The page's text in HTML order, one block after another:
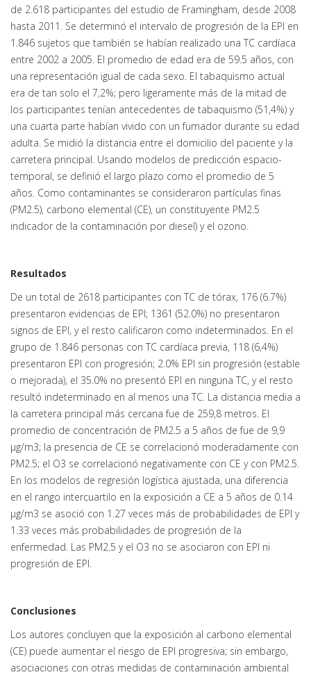
de 2.618 participantes del estudio de Framingham, desde 2008
hasta 2011. Se determinó el intervalo de progresión de la EPI en
1.846 sujetos que también se habían realizado una TC cardíaca
entre 2002 a 2005. El promedio de edad era de 59.5 años, con
una representación igual de cada sexo. El tabaquismo actual
era de tan solo el 7,2%; pero ligeramente más de la mitad de
los participantes tenían antecedentes de tabaquismo (51,4%) y
una cuarta parte habían vivido con un fumador durante su edad
adulta. Se midió la distancia entre el domicilio del paciente y la
carretera principal. Usando modelos de predicción espacio-
temporal, se definió el largo plazo como el promedio de 5
años. Como contaminantes se consideraron partículas finas
(PM2.5), carbono elemental (CE), un constituyente PM2.5
indicador de la contaminación por diesel) y el ozono.
Resultados
De un total de 2618 participantes con TC de tórax, 176 (6.7%)
presentaron evidencias de EPI; 1361 (52.0%) no presentaron
signos de EPI, y el resto calificaron como indeterminados. En el
grupo de 1.846 personas con TC cardíaca previa, 118 (6,4%)
presentaron EPI con progresión; 2.0% EPI sin progresión (estable
o mejorada), el 35.0% no presentó EPI en ninguna TC, y el resto
resultó indeterminado en al menos una TC. La distancia media a
la carretera principal más cercana fue de 259,8 metros. El
promedio de concentración de PM2.5 a 5 años de fue de 9,9
μg/m3; la presencia de CE se correlacionó moderadamente con
PM2.5; el O3 se correlacionó negativamente con CE y con PM2.5.
En los modelos de regresión logística ajustada, una diferencia
en el rango intercuartilo en la exposición a CE a 5 años de 0.14
μg/m3 se asoció con 1.27 veces más de probabilidades de EPI y
1.33 veces más probabilidades de progresión de la
enfermedad. Las PM2.5 y el O3 no se asociaron con EPI ni
progresión de EPI.
Conclusiones
Los autores concluyen que la exposición al carbono elemental
(CE) puede aumentar el riesgo de EPI progresiva; sin embargo,
asociaciones con otras medidas de contaminación ambiental